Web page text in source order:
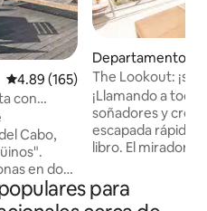
Calificación promedio: 4.89 de
4.89 (165)
con
Cabo,
en dos
planta
con
Departamento en
l Cabo
The Lookout:
explorar!
¡Llamando a
soñadores y
escapada rápida
libro. El mirador
Hay pensamiento
pequeño detalle.
para